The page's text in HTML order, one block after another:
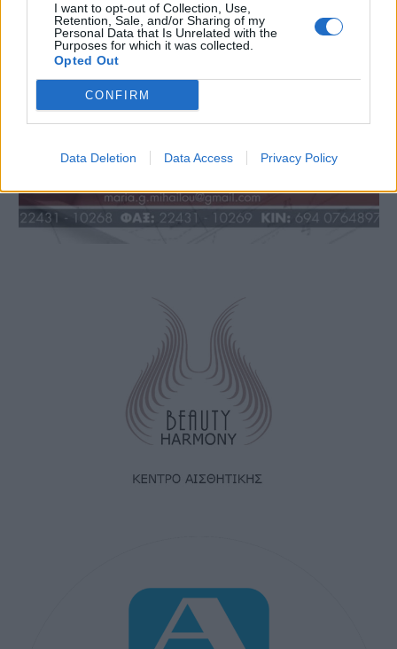
I want to opt-out of Collection, Use,
Retention, Sale, and/or Sharing of my
Personal Data that Is Unrelated with the
Purposes for which it was collected.
Opted Out
CONFIRM
Data Deletion Data Access Privacy Policy